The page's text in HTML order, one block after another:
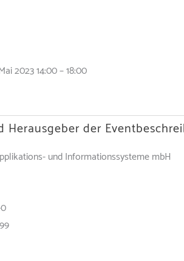
2023 14:00 – 18:00
Herausgeber der
und Informationssysteme mbH